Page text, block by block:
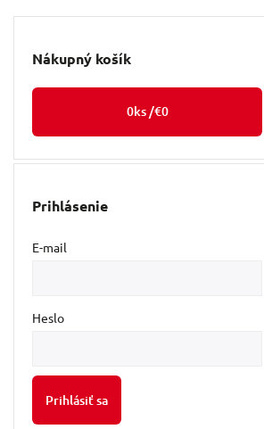
Nákupný košík
0ks /€0
Prihlásenie
E-mail
Heslo
Prihlásiť sa